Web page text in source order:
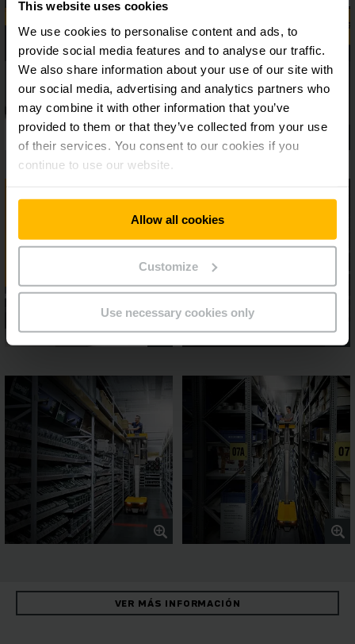
This website uses cookies
We use cookies to personalise content and ads, to
provide social media features and to analyse our traffic.
We also share information about your use of our site with
our social media, advertising and analytics partners who
may combine it with other information that you’ve
provided to them or that they’ve collected from your use
of their services. You consent to our cookies if you
continue to use our website.
Allow all cookies
Customize
Use necessary cookies only
VER MÁS INFORMACIÓN